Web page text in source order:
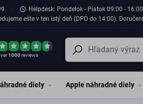
Helpdesk: Pondelok - Piatok 09:00 - 16:00
ešte v ten istý deň (DPD do 14:00).
1000reviews
diely Apple náhradné diely